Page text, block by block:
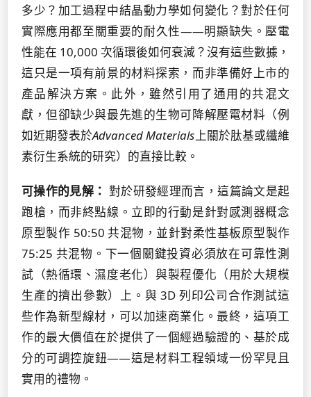
多少？加工過程中結晶動力學如何變化？對於任何
實際應用都至關重要的耐久性——明顯缺失。壓電
性能在 10,000 次循環後如何衰減？沒有這些數據，
這只是一項有前景的材料探索，而非準備好上市的
產品解決方案。此外，雖然引用了通用的共混文
獻，但卻缺少與最先進的生物可降解壓電材料（例
如近期發表於Advanced Materials上關於肽基或纖維
素衍生系統的研究）的直接比較。
可操作的見解： 對於研發經理而言，這篇論文是起
跑槍，而非終點線。立即的行動是針對感測器概念
原型製作 50:50 共混物，並針對柔性基板原型製作
75:25 共混物。下一個關鍵投資必須放在可靠性測
試（熱循環、濕度老化）與製程優化（用於大規模
生產的擠出參數）上。與 3D 列印公司合作測試這
些作為新型線材，可以加速商業化。最終，這項工
作的最大價值在於提供了一個經過驗證的、基於成
分的可調控旋鈕——這是材料工程領域一份罕見且
實用的禮物。